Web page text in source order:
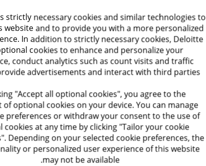
strictly necessary cookies and similar technologies to
website and to provide you with a more personalized
In addition to strictly necessary cookies, Deloitte
cookies to enhance and personalize your
conduct analytics such as count visits and traffic
advertisements and interact with third parties.
"Accept all optional cookies", you agree to the
of optional cookies on your device. You can manage
preferences or withdraw your consent to the use of
cookies at any time by clicking "Tailor your cookie
Depending on your selected cookie preferences, the
or personalized user experience of this website
may not be available.